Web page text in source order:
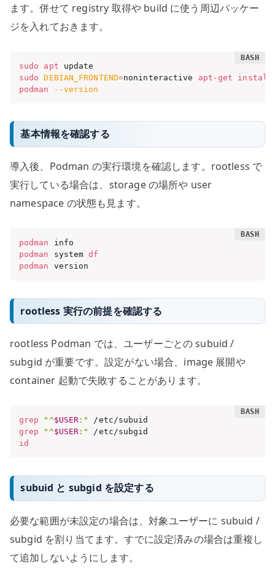
ます。併せて registry 取得や build に使う周辺パッケー
ジを入れておきます。
sudo apt
sudo
DEBIAN_FRONTEND=noninteractive apt-get
install
podman
--version
基本情報を確認する
導入後、Podman の実行環境を確認します。rootless で
実行している場合は、storage の場所や user
namespace の状態も見ます。
podman
podman
system df
podman
version
rootless 実行の前提を確認する
rootless Podman では、ユーザーごとの subuid /
subgid が重要です。設定がない場合、image 展開や
container 起動で失敗することがあります。
grep "^$USER :"
grep
"^$USER :"
id
subuid と subgid を設定する
必要な範囲が未設定の場合は、対象ユーザーに subuid /
subgid を割り当てます。すでに設定済みの場合は重複し
て追加しないようにします。